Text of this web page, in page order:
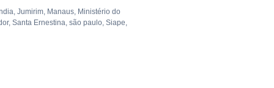
, Jumirim, Manaus, Ministério do
, Santa Ernestina, são paulo, Siape,